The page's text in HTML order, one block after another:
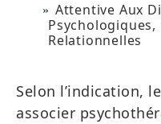
Attentive Aux
Relationnelles
Selon l’indication,
associer